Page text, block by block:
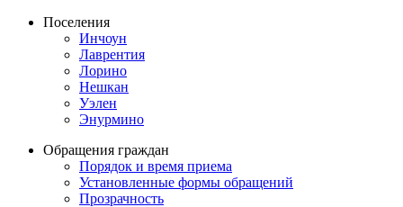
Поселения
Инчоун
Лаврентия
Лорино
Нешкан
Уэлен
Энурмино
Обращения граждан
Порядок и время приема
Установленные формы обращений
Прозрачность